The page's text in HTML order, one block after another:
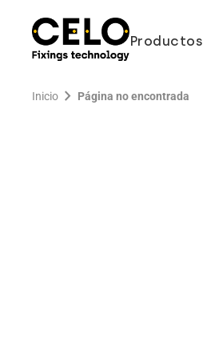
Productos
Inicio chevron_right Página no encontrada